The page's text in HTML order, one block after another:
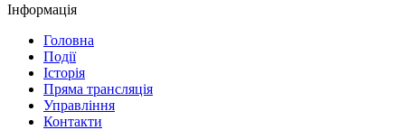
Інформація
Головна
Події
Історія
Пряма трансляція
Управління
Контакти